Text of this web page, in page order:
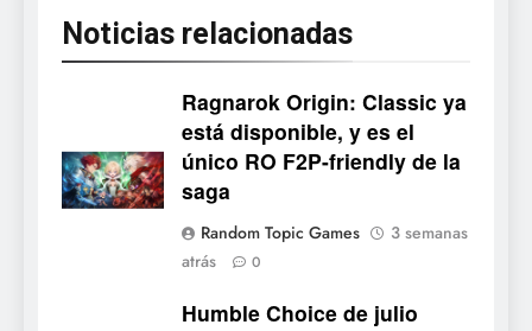
Noticias relacionadas
Ragnarok Origin: Classic ya
está disponible, y es el
único RO F2P-friendly de la
saga
Random Topic Games
3 semanas
atrás
0
Humble Choice de julio
5
tendrá su primer CCG digital
para PC y móviles